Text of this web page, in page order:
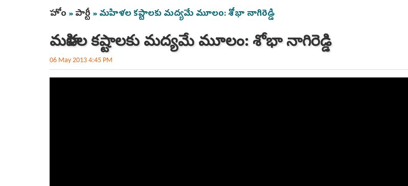
You are here
హోం »పార్టీ » మహిళల కష్టాలకు మద్యమే మూలం: శోభా నాగిరెడ్డి
మహిళల కష్టాలకు మద్యమే మూలం: శోభా నాగిరెడ్డి
06 May 2013 4:45 PM